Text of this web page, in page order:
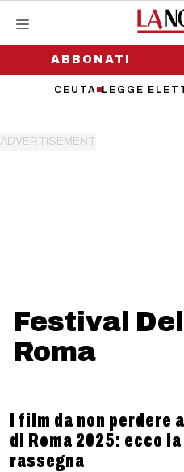
contenutoABBONATI
CEUTA LEGGE
Festival
Roma
I film da non perdere
di Roma 2025: ecco
rassegna